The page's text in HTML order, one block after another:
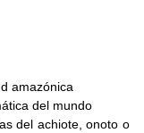
amazónica
del mundo
del achiote, onoto o